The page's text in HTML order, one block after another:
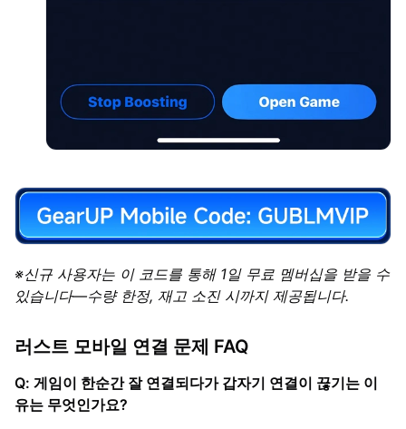
※신규 사용자는 이 코드를 통해 1일 무료 멤버십을 받을 수
있습니다—수량 한정, 재고 소진 시까지 제공됩니다.
러스트 모바일 연결 문제 FAQ
Q: 게임이 한순간 잘 연결되다가 갑자기 연결이 끊기는 이
유는 무엇인가요?